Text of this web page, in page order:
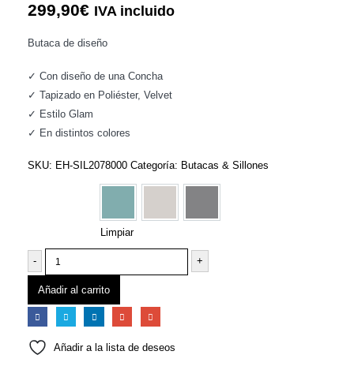
299,90€ IVA incluido
Butaca de diseño
✓ Con diseño de una Concha
✓ Tapizado en Poliéster, Velvet
✓ Estilo Glam
✓ En distintos colores
SKU: EH-SIL2078000 Categoría: Butacas & Sillones
Limpiar
- +
Añadir al carrito
Añadir a la lista de deseos